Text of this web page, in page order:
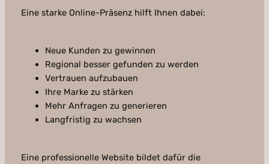
Eine starke Online-Präsenz hilft Ihnen dabei:
Neue Kunden zu gewinnen
Regional besser gefunden zu werden
Vertrauen aufzubauen
Ihre Marke zu stärken
Mehr Anfragen zu generieren
Langfristig zu wachsen
Eine professionelle Website bildet dafür die